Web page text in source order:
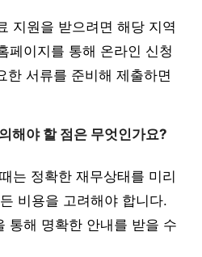
지원을 받으려면 해당 지역
페이지를 통해 온라인 신청
한 서류를 준비해 제출하면
해야 할 점은 무엇인가요?
는 정확한 재무상태를 미리
비용을 고려해야 합니다.
통해 명확한 안내를 받을 수